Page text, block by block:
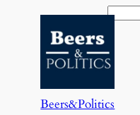
contenido
Buscar
Beers&Politics